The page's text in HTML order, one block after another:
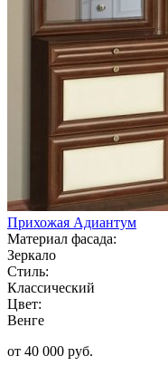
Прихожая Адиантум
Материал фасада:
Зеркало
Стиль:
Классический
Цвет:
Венге
от 40 000 руб.